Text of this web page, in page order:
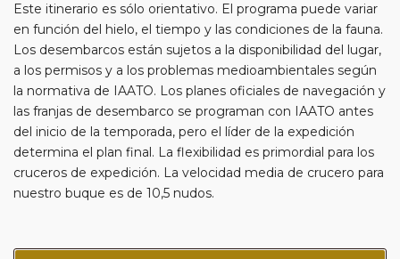
Este itinerario es sólo orientativo. El programa puede variar
en función del hielo, el tiempo y las condiciones de la fauna.
Los desembarcos están sujetos a la disponibilidad del lugar,
a los permisos y a los problemas medioambientales según
la normativa de IAATO. Los planes oficiales de navegación y
las franjas de desembarco se programan con IAATO antes
del inicio de la temporada, pero el líder de la expedición
determina el plan final. La flexibilidad es primordial para los
cruceros de expedición. La velocidad media de crucero para
nuestro buque es de 10,5 nudos.